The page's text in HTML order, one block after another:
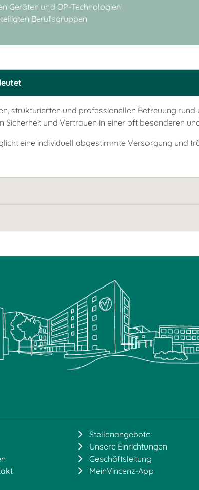
Geräten und OP-Technologien
Berufsgruppen
strukturierten und professionellen Betreuung
und Vertrauen in einer oft besonderen
eine individuell abgestimmte Versorgung und
Stellenangebote
Unsere Einrichtungen
Geschäftsleitung
MeinVincenz-App